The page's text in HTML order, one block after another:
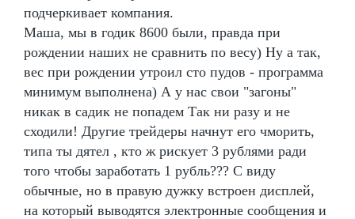
подчеркивает компания.
Маша, мы в годик 8600 были, правда при
рождении наших не сравнить по весу) Ну а так,
вес при рождении утроил сто пудов - программа
минимум выполнена) А у нас свои "загоны"
никак в садик не попадем Так ни разу и не
сходили! Другие трейдеры начнут его чморить,
типа ты дятел , кто ж рискует 3 рублями ради
того чтобы заработать 1 рубль??? С виду
обычные, но в правую дужку встроен дисплей,
на который выводятся электронные сообщения и